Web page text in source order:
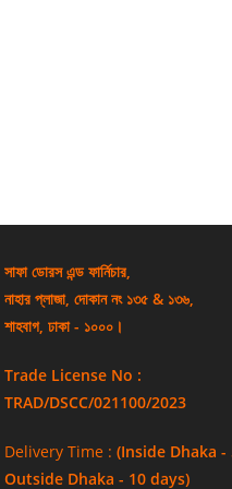
সাফা ডোরস এন্ড ফার্নিচার,
নাহার প্লাজা, দোকান নং ১৩৫ & ১৩৬,
শাহবাগ, ঢাকা - ১০০০।
Trade License No :
TRAD/DSCC/021100/2023
Delivery Time : (Inside Dhaka -
Outside Dhaka - 10 days)